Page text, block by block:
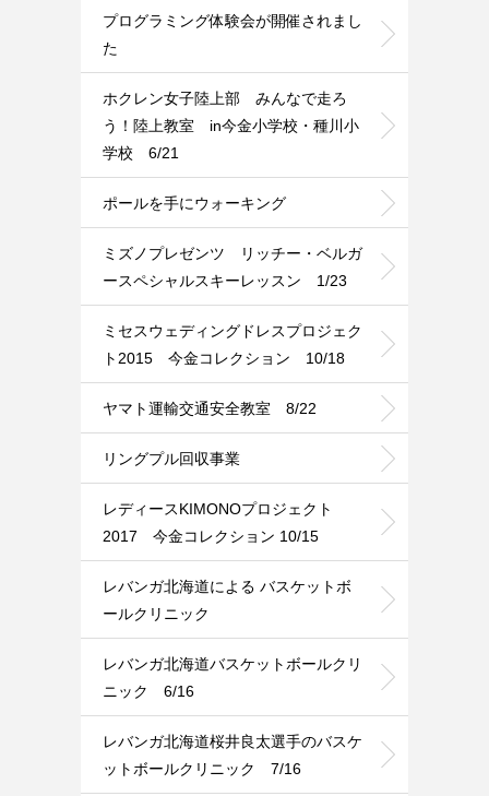
プログラミング体験会が開催されまし
た
ホクレン女子陸上部 みんなで走ろ
う！陸上教室 in今金小学校・種川小
学校 6/21
ポールを手にウォーキング
ミズノプレゼンツ リッチー・ベルガ
ースペシャルスキーレッスン 1/23
ミセスウェディングドレスプロジェク
ト2015 今金コレクション 10/18
ヤマト運輸交通安全教室 8/22
リングプル回収事業
レディースKIMONOプロジェクト
2017 今金コレクション 10/15
レバンガ北海道による バスケットボ
ールクリニック
レバンガ北海道バスケットボールクリ
ニック 6/16
レバンガ北海道桜井良太選手のバスケ
ットボールクリニック 7/16